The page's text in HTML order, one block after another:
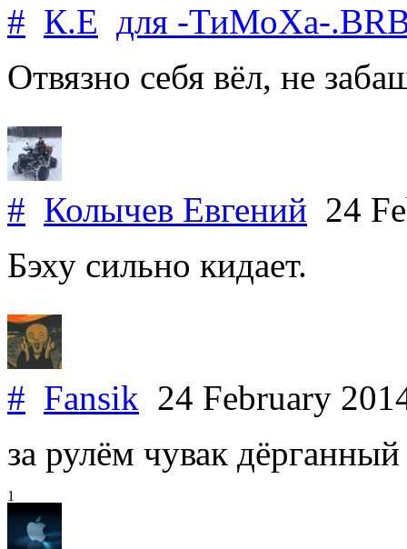
# К.Е для -ТиМоХа-.
Отвязно себя вёл, не
# Колычев Евгений 24
Бэху сильно кидает.
# Fansik 24 February
за рулём чувак
1